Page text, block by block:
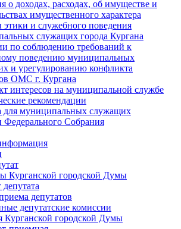
о доходах, расходах, об имуществе и
имущественного характера
этики и служебного поведения
служащих города Кургана
по соблюдению требований к
поведению муниципальных
и урегулированию конфликта
ОМС г. Кургана
интересов на муниципальной службе
рекомендации
для муниципальных служащих
Федерального Cобрания
Курганской городской Думы
депутатов
депутатские комиссии
Курганской городской Думы